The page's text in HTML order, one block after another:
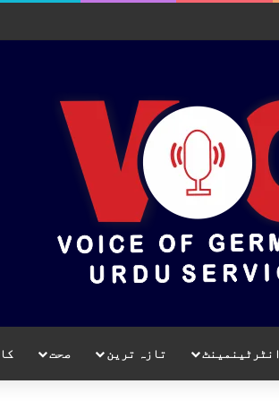
انٹرٹینمینٹ تازہ ترین صحت